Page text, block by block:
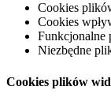
Cookies
Cookies
Funkcjonalne
Niezbędne
Cookies plików